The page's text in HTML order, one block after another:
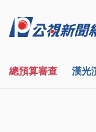
總預算審查 漢光